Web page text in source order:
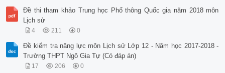
Câu 17. Đọc đoạn thơ sau đây của Tố Hữu:
Năm mươi sáu ngày đêm khoét núi, ngủ hầm, mưa dầm, cơm vắt
Máu trộn bùn non
Gan không núng
Chí không mòn!...
Những dòng thơ trên đã ca ngợi chiến công của bội đội ta
dịch nào dưới đây?
A. Chiến dịch Việt Bắc thu – đông năm 1947.
Đề thi tham khảo Trung học Phổ thông Quốc gia năm 2018 môn
Lịch sử
4 211 0
Đề kiểm tra năng lực môn Lịch sử Lớp 12 - Năm học 2017-2018 -
Trường THPT Ngô Gia Tự (Có đáp án)
17 206 0